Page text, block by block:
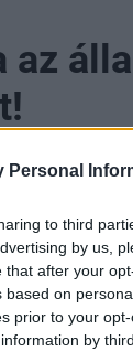
Personal
to third
by us,
after your
on
prior to your
by
ben
aki
épülni,